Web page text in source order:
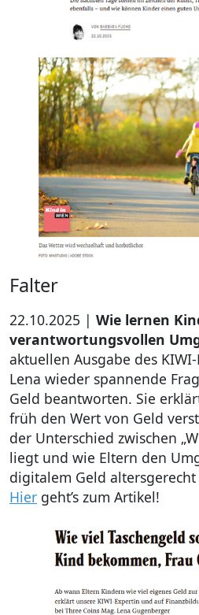
Falter
22.10.2025 | Wie lernen
verantwortungsvollen
aktuellen Ausgabe des
Lena wieder spannende
Geld beantworten. Sie
früh den Wert von Geld
der Unterschied zwischen
liegt und wie Eltern den
digitalem Geld
Hier geht’s zum Artikel!